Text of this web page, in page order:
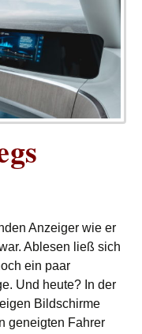
Anzeiger wie er
Ablesen ließ sich
ein paar
Und heute? In der
Bildschirme
geneigten Fahrer